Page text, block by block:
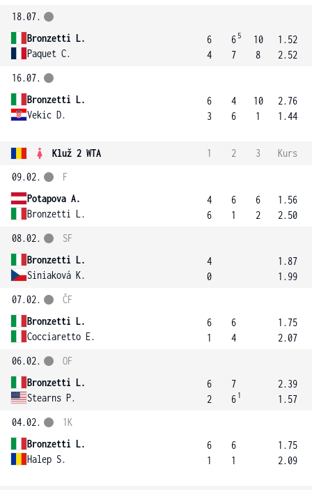
18.07.
Bronzetti L.
Paquet C.
6
4
6 5
7
10
8
1.52
2.52
16.07.
Bronzetti L.
Vekic D.
6
3
4
6
10
1
2.76
1.44
Kluž 2 WTA 1 2 3
Kurs
09.02.
Potapova A.
Bronzetti L.
F
4
6
6
1
6
2
1.56
2.50
08.02.
Bronzetti L.
Siniaková K.
SF
4
0
1.87
1.99
07.02.
Bronzetti L.
Cocciaretto E.
ČF
6
1
6
4
1.75
2.07
06.02.
Bronzetti L.
Stearns P.
OF
6
2
7
6 1
2.39
1.57
04.02.
Bronzetti L.
Halep S.
1K
6
1
6
1
1.75
2.09